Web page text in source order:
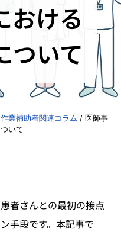
おける
ついて
業補助者関連コラム / 医師事
いて
者さんとの最初の接点
手段です。本記事で